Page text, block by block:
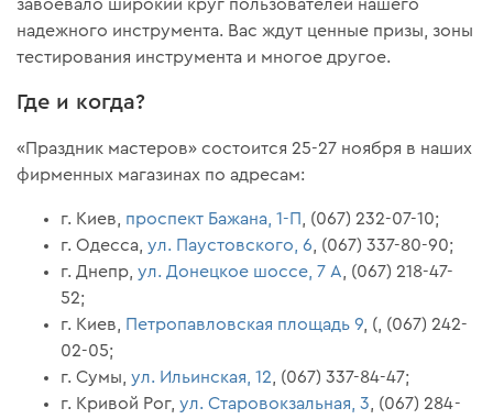
завоевало широкий круг пользователей нашего
надежного инструмента. Вас ждут ценные призы, зоны
тестирования инструмента и многое другое.
Где и когда?
«Праздник мастеров» состоится 25-27 ноября в наших
фирменных магазинах по адресам:
г. Киев, проспект Бажана, 1-П
, (067) 232-07-10;
г. Одесса,ул. Паустовского, 6 , (067) 337-80-90;
г. Днепр,ул. Донецкое шоссе, 7 А , (067) 218-47-
52;
г. Киев,
Петропавловская площадь 9 , (, (067) 242-
02-05;
г. Сумы,ул. Ильинская, 12 , (067) 337-84-47;
г. Кривой Рог,ул. Старовокзальная, 3 , (067) 284-